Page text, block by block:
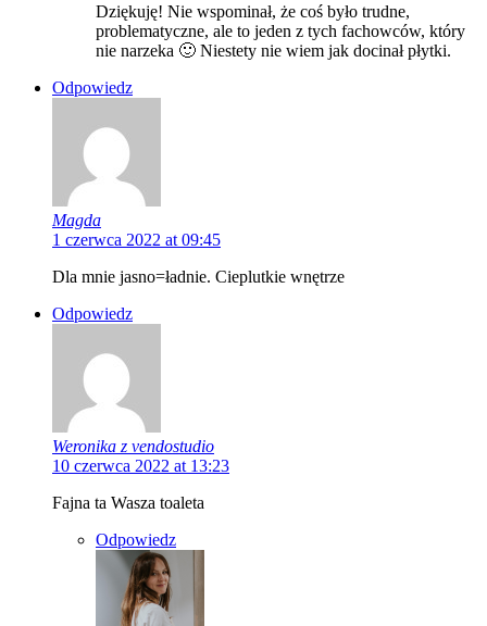
Dziękuję! Nie wspominał, że coś było trudne,
problematyczne, ale to jeden z tych fachowców, który
nie narzeka 🙂 Niestety nie wiem jak docinał płytki.
Odpowiedz
Magda
1 czerwca 2022 at 09:45
Dla mnie jasno=ładnie. Cieplutkie wnętrze
Odpowiedz
Weronika z vendostudio
10 czerwca 2022 at 13:23
Fajna ta Wasza toaleta
Odpowiedz